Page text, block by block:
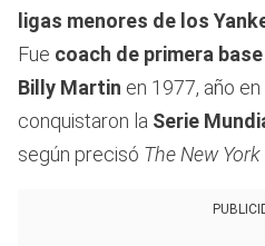
ligas menores de los
Fue coach de primera base
Billy Martin en 1977, año
conquistaron la Serie
según precisó The New